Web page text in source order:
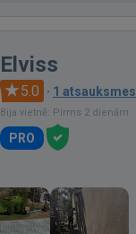
Elviss
5.0 · 1 atsauksmes
Bija vietnē: Pirms 2 dienām
PRO